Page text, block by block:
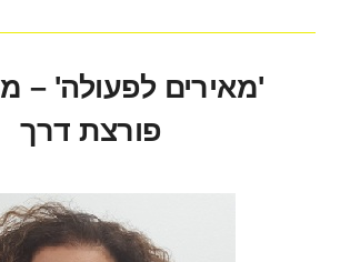
'מאירים לפעולה' –
פורצת דרך